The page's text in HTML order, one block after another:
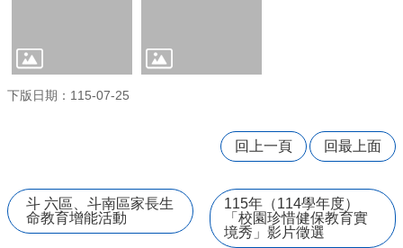
台
常
檢
核
表
下版日期：115-07-25
回上一頁 回最上面
斗 六區、斗南區家長生
命教育增能活動
115年（114學年度）
「校園珍惜健保教育實
境秀」影片徵選